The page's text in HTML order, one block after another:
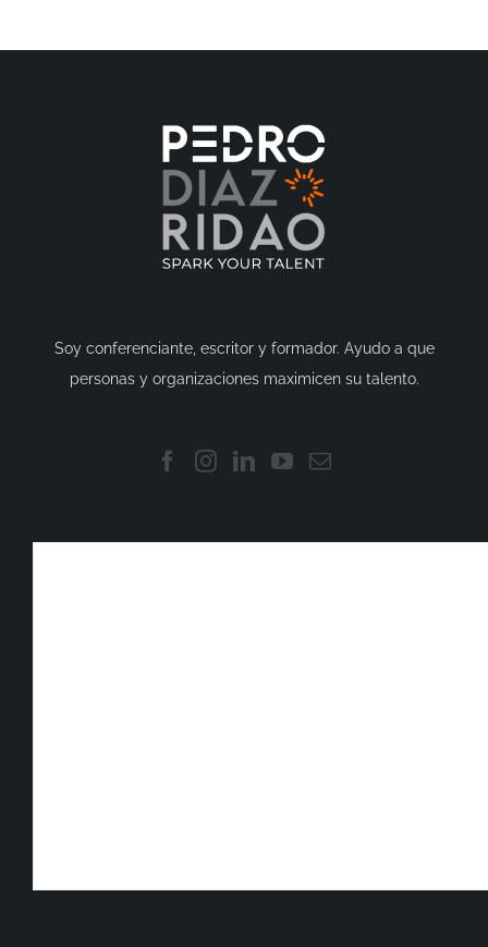
Soy conferenciante, escritor y formador. Ayudo a que
personas y organizaciones maximicen su talento.